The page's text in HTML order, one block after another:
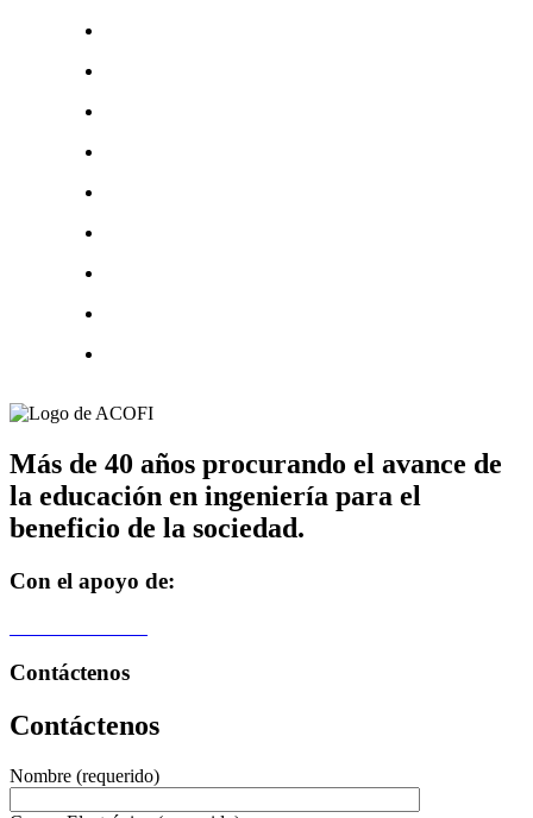
Más de 40 años procurando el avance de
la educación en ingeniería para el
beneficio de la sociedad.
Con el apoyo de:
Contáctenos
Contáctenos
Nombre (requerido)